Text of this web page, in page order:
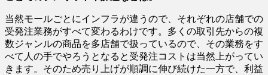
当然モールごとにインフラが違うので、それぞれの店舗での
受発注業務がすべて変わるわけです。多くの取引先からの複
数ジャンルの商品を多店舗で扱っているので、その業務をす
べて人の手でやろうとなると受発注コストは当然上がってい
きます。そのため売り上げが順調に伸び続けた一方で、利益